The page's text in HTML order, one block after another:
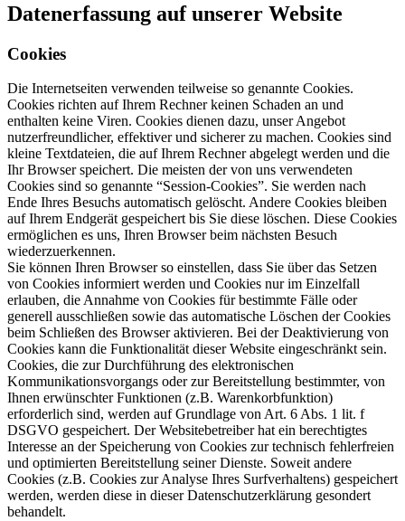
Datenerfassung auf unserer Website
Cookies
Die Internetseiten verwenden teilweise so genannte Cookies.
Cookies richten auf Ihrem Rechner keinen Schaden an und
enthalten keine Viren. Cookies dienen dazu, unser Angebot
nutzerfreundlicher, effektiver und sicherer zu machen. Cookies sind
kleine Textdateien, die auf Ihrem Rechner abgelegt werden und die
Ihr Browser speichert. Die meisten der von uns verwendeten
Cookies sind so genannte “Session-Cookies”. Sie werden nach
Ende Ihres Besuchs automatisch gelöscht. Andere Cookies bleiben
auf Ihrem Endgerät gespeichert bis Sie diese löschen. Diese Cookies
ermöglichen es uns, Ihren Browser beim nächsten Besuch
wiederzuerkennen.
Sie können Ihren Browser so einstellen, dass Sie über das Setzen
von Cookies informiert werden und Cookies nur im Einzelfall
erlauben, die Annahme von Cookies für bestimmte Fälle oder
generell ausschließen sowie das automatische Löschen der Cookies
beim Schließen des Browser aktivieren. Bei der Deaktivierung von
Cookies kann die Funktionalität dieser Website eingeschränkt sein.
Cookies, die zur Durchführung des elektronischen
Kommunikationsvorgangs oder zur Bereitstellung bestimmter, von
Ihnen erwünschter Funktionen (z.B. Warenkorbfunktion)
erforderlich sind, werden auf Grundlage von Art. 6 Abs. 1 lit. f
DSGVO gespeichert. Der Websitebetreiber hat ein berechtigtes
Interesse an der Speicherung von Cookies zur technisch fehlerfreien
und optimierten Bereitstellung seiner Dienste. Soweit andere
Cookies (z.B. Cookies zur Analyse Ihres Surfverhaltens) gespeichert
werden, werden diese in dieser Datenschutzerklärung gesondert
behandelt.